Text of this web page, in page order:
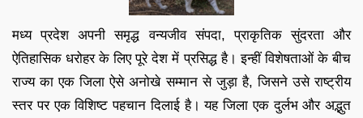
मध्य प्रदेश अपनी समृद्ध वन्यजीव संपदा, प्राकृतिक सुंदरता और
ऐतिहासिक धरोहर के लिए पूरे देश में प्रसिद्ध है। इन्हीं विशेषताओं के बीच
राज्य का एक जिला ऐसे अनोखे सम्मान से जुड़ा है, जिसने उसे राष्ट्रीय
स्तर पर एक विशिष्ट पहचान दिलाई है। यह जिला एक दुर्लभ और अद्भुत